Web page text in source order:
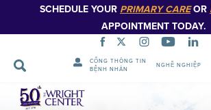
SCHEDULE YOUR PRIMARY CAREOR
APPOINTMENT TODAY.
CỔNG THÔNG TIN
BỆNH NHÂN
NGHỀ NGHIỆP
Bỏ
qua